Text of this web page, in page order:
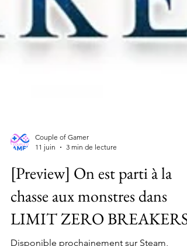
Couple of Gamer